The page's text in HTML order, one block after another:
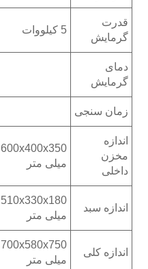
قدرت
گرمایش
5 کیلووات
دمای
گرمایش
زمان سنجی
اندازه
مخزن
داخلی
600x400x350
میلی متر
اندازه سبد
510x330x180
میلی متر
اندازه کلی
700x580x750
میلی متر